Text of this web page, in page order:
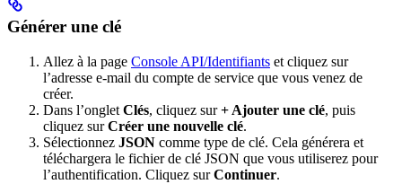
Générer une clé
Allez à la page Console API/Identifiants et cliquez sur
l’adresse e-mail du compte de service que vous venez de
créer.
Dans l’onglet Clés, cliquez sur+ Ajouter une clé, puis
cliquez surCréer une nouvelle clé.
Sélectionnez JSON comme type de clé. Cela générera et
téléchargera le fichier de clé JSON que vous utiliserez pour
l’authentification. Cliquez surContinuer.